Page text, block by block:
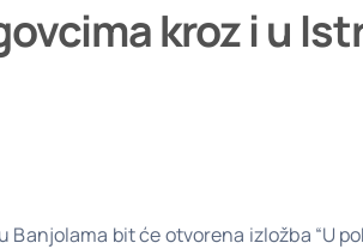
kroz i u
bit će otvorena izložba “U